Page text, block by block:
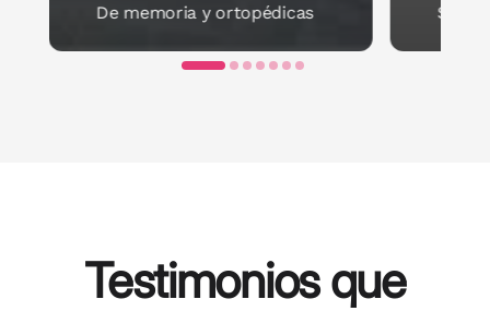
De memoria y ortopédicas
Testimonios que